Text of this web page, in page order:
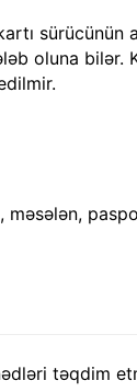
sürücünün
oluna
təqdim